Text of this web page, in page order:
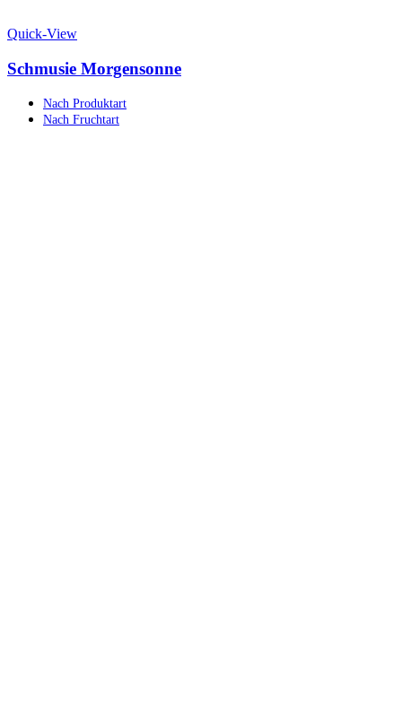
Quick-View
Schmusie Morgensonne
Nach Produktart
Nach Fruchtart